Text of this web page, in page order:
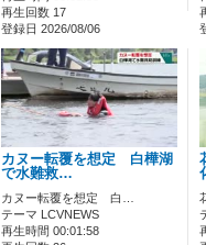
再生回数 17
登録日 2026/08/06
カヌー転覆を想定 白樺湖
で水難救…
カヌー転覆を想定 白…
テーマ LCVNEWS
再生時間 00:01:58